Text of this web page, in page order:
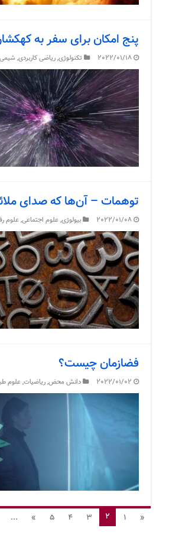
پنج امکان برای سفر به
2022/01/18 تکنولوژی,ریاضی کاربردی, شیمی
توهمات – آن‌ها که صدای
2022/01/08 بیولوژی,علوم اجتماعی,علوم
فضازمان چیست؟
2022/01/02 دانش محض,ریاضیات,علوم
«
1
2
3
4
5
»
...